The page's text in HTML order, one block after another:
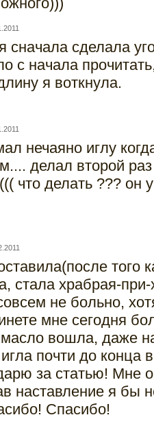
сначала сделала
с начала
я воткнула.
нечаяно иглу
делал второй
что делать ??? он
того
стала храбрая-
не больно,
мне сегодня
вошла, даже
почти до конца
за статью! Мне
наставление я бы
Спасибо!